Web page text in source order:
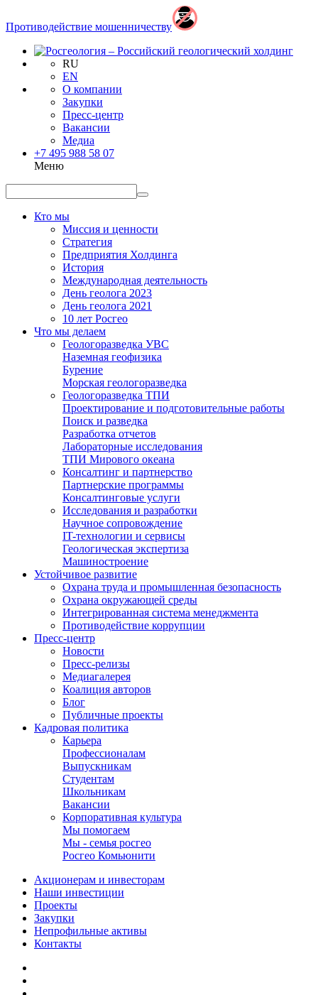
Противодействие мошенничеству
RU
EN
О компании
Закупки
Пресс-центр
Вакансии
Медиа
+7 495 988 58 07
Меню
Кто мы
Миссия и ценности
Стратегия
Предприятия Холдинга
История
Международная деятельность
День геолога 2023
День геолога 2021
10 лет Росгео
Что мы делаем
Геологоразведка УВС
Наземная геофизика
Бурение
Морская геологоразведка
Геологоразведка ТПИ
Проектирование и подготовительные работы
Поиск и разведка
Разработка отчетов
Лабораторные исследования
ТПИ Мирового океана
Консалтинг и партнерство
Партнерские программы
Консалтинговые услуги
Исследования и разработки
Научное сопровождение
IT-технологии и сервисы
Геологическая экспертиза
Машиностроение
Устойчивое развитие
Охрана труда и промышленная безопасность
Охрана окружающей среды
Интегрированная система менеджмента
Противодействие коррупции
Пресс-центр
Новости
Пресс-релизы
Медиагалерея
Коалиция авторов
Блог
Публичные проекты
Кадровая политика
Карьера
Профессионалам
Выпускникам
Студентам
Школьникам
Вакансии
Корпоративная культура
Мы помогаем
Мы - семья росгео
Росгео Комьюнити
Акционерам и инвесторам
Наши инвестиции
Проекты
Закупки
Непрофильные активы
Контакты